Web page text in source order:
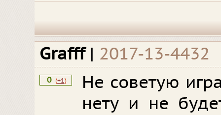
Grafff | 2017-13-4432
0 (+1)
Не советую
нету и не